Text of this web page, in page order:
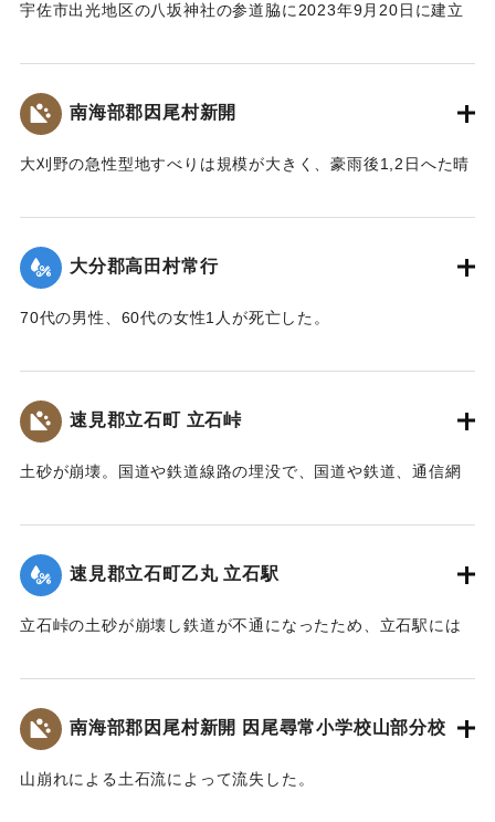
[学生CERDの感想]
の甚大さが伺えた。
｜固有コード:00481077
宇佐市出光地区の八坂神社の参道脇に2023年9月20日に建立
1943（昭和18）年9月20日に発生した大規模な土石流によ
り、八坂神社周辺の集落が被害を受けた。
災害発生当時の新聞には死者27人と記載されているが、近く
また、八坂神社の本殿は土石流により流失したが、石碑のそ
【碑文】
昭和一八年（一九四三年）大分県下を襲った台風二十六号
は、九月二十日、宇佐市の旧北馬城村出光地区に「山津波」
たらしただけでなく、多くの家屋をのみ込み、二十九人もの
尊い命を奪いました。
太平洋戦争中だったこともあり、新聞にも大きくは取り扱
事にも拘らず、宇佐市史に記録されることもなく、多くの市
のは、「北馬城の昔をたずねる会」の皆さんでした。その活
動に対して改めて敬意を表します。
令和五年はこの災害から八十年目の節目の年に当たりま
て、災害の実相を伝承するとともに、その風化を防ぎ、防
碑を建立します。
遺族関係者一同
南海部郡因尾村新開
大刈野の急性型地すべりは規模が大きく、豪雨後1,2日へた晴
り、500m上流の新開部落の小学校校舎を浮上し、2.5～3Km
上流に逆流させ、樫ノ峯部落の下流1Kmのところでとまっ
た。天然ダムはその後きれて下流に大水害を与えている。奥
戸主はいまもなお行方不明である。
【出典：日本の国土 : 自然と開発 下（小出博,東京大学出版
会, 1973）】
｜固有コード:
大分郡高田村常行
70代の男性、60代の女性1人が死亡した。
｜固有コード:00481071
速見郡立石町 立石峠
土砂が崩壊。国道や鉄道線路の埋没で、国道や鉄道、通信網
会をを開いて災害復旧対策を協議した。22日には、町民を総
動員して立石峠の鉄道線路と国道の復旧作業に着手した。昼
夜兼行の奮闘のかいあって23日午前中には、早くも列車の開
及んだが、食事は、すべて婦人会員の炊き出しによってまか
め車馬が通行できるようになったのは10月3日であった。
文化研究会 松原保則氏の報告による）】
速見郡立石町乙丸 立石駅
立石峠の土砂が崩壊し鉄道が不通になったため、立石駅には
であるから乗客の中には多くの応召兵も含まれていた。立石
駅付近の街は浸水し濁流が洗っていたが、立石町長は、婦人
会員を召集して炊き出しをし、列車の乗客に配給した。
【出典：山香町誌（山香町誌刊行会、1982）（おおいた石造
南海部郡因尾村新開 因尾尋常小学校山部分校
山崩れによる土石流によって流失した。